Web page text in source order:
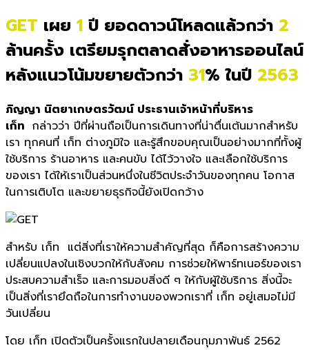
GET เผย 1 ปี ยอดดาวน์โหลดแล้วกว่า 2
ล้านครั้ง เตรียมรุกตลาดสั่งอาหารออนไลน์
หลังแนวโน้มขยายตัวกว่า 31% ในปี 2563
ภิญญา นิตยาเกษตรวัฒน์ ประธานเจ้าหน้าที่บริหาร
เก็ท กล่าวว่า ปีที่ผ่านถือเป็นการเดินทางที่น่าตื่นเต้นมากสำหรับ
เรา ทุกคนที่ เก็ท ต่างภูมิใจ และรู้สึกขอบคุณเป็นอย่างมากที่ทั้งผู้
ใช้บริการ ร้านอาหาร และคนขับ ได้ไว้วางใจ และเลือกใช้บริการ
ของเรา ได้ให้เราเป็นส่วนหนึ่งในชีวิตประจำวันของทุกคน โอกาส
ในการเติบโต และขยายธุรกิจนี้ยังเปิดกว้าง
สำหรับ เก็ท แต่สิ่งที่เราให้ความสำคัญที่สุด ก็คือการสร้างความ
เปลี่ยนแปลงในเชิงบวกให้กับสังคม การช่วยให้พาร์ทเนอร์ของเรา
ประสบความสำเร็จ และการมอบสิ่งดี ๆ ให้กับผู้ใช้บริการ สิ่งนี้จะ
เป็นสิ่งที่เรายึดถือในการทำงานของพวกเราที่ เก็ท อยู่เสมอไม่มี
วันเปลี่ยน
โดย เก็ท เปิดตัวเป็นครั้งแรกในปลายเดือนกุมภาพันธ์ 2562